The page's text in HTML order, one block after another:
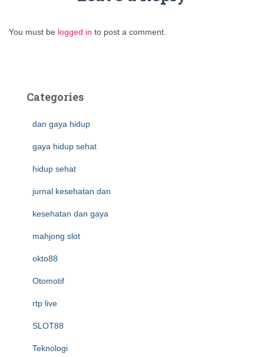
You must be logged in to post a comment.
Categories
dan gaya hidup
gaya hidup sehat
hidup sehat
jurnal kesehatan dan
kesehatan dan gaya
mahjong slot
okto88
Otomotif
rtp live
SLOT88
Teknologi